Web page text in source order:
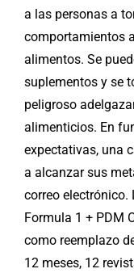
a las personas a
comportamientos
alimentos. Se
suplementos y se
peligroso
alimenticios. En
expectativas, una
a alcanzar sus
correo electrónico.
Formula 1 + PDM
como reemplazo
12 meses, 12